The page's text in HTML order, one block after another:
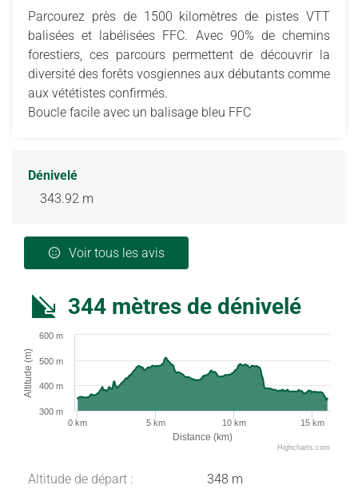
Parcourez près de 1500 kilomètres de pistes VTT
balisées et labélisées FFC. Avec 90% de chemins
forestiers, ces parcours permettent de découvrir la
diversité des forêts vosgiennes aux débutants comme
aux vététistes confirmés.
Boucle facile avec un balisage bleu FFC
Dénivelé
343.92 m
Voir tous les avis
344 mètres de dénivelé
Distance (km)
Altitude (m)
0 km 5 km 10 km 15 km
300 m
400 m
500 m
600 m
Highcharts.com
Altitude de départ :
348 m